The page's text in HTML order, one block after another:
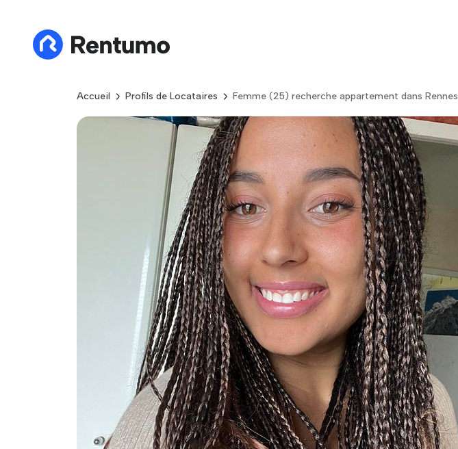
Accueil Profils de Locataires Femme (25) recherche appartement dans Rennes